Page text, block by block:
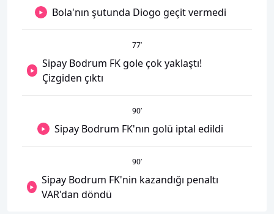
Bola'nın şutunda Diogo geçit vermedi
77’
Sipay Bodrum FK gole çok yaklaştı!
Çizgiden çıktı
90’
Sipay Bodrum FK'nın golü iptal edildi
90’
Sipay Bodrum FK'nin kazandığı penaltı
VAR'dan döndü